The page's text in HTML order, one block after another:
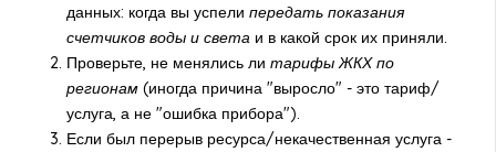
данных: когда вы успели передать показания
счетчиков воды и светаи в какой срок их приняли.
Проверьте, не менялись ли тарифы ЖКХ по
регионам(иногда причина "выросло" - это тариф/
услуга, а не "ошибка прибора").
Если был перерыв ресурса/некачественная услуга -